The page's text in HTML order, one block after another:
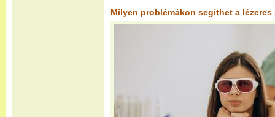
Milyen problémákon segíthet a